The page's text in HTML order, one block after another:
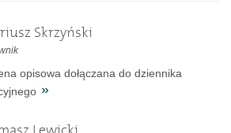
Skrzyński
opisowa dołączana do dziennika